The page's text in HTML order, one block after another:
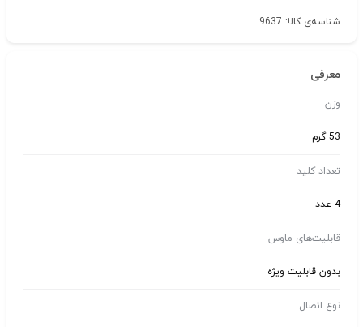
شناسه‌ی کالا: 9637
معرفی
وزن
53 گرم
تعداد کلید
4 عدد
قابلیت‌های ماوس
بدون قابلیت ویژه
نوع اتصال